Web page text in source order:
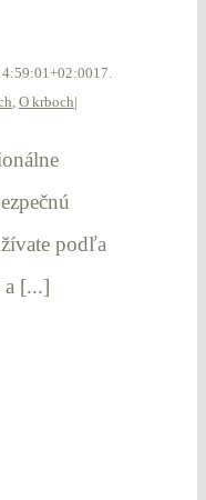
17.
, O krboch|
podľa
a [...]